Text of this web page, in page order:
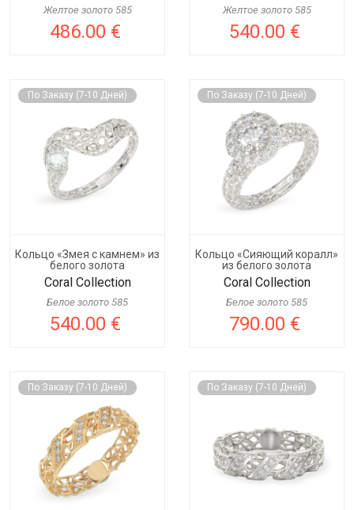
Желтое золото 585
486.00 €
Желтое золото 585
540.00 €
По Заказу (7-10 Дней)
Кольцо «Змея с камнем» из
белого золота
Coral Collection
Белое золото 585
540.00 €
По Заказу (7-10 Дней)
Кольцо «Сияющий коралл»
из белого золота
Coral Collection
Белое золото 585
790.00 €
По Заказу (7-10 Дней) По Заказу (7-10 Дней)